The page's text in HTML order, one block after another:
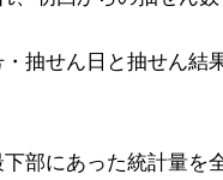
抽せん日と抽せん結
部にあった統計量を